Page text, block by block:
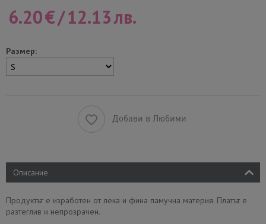
6.20€/12.13лв.
Размер:
Добави в Любими
Описание
Продуктът е изработен от лека и фина памучна материя. Платът е
разтеглив и непрозрачен.